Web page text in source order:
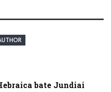
bate Jundiai